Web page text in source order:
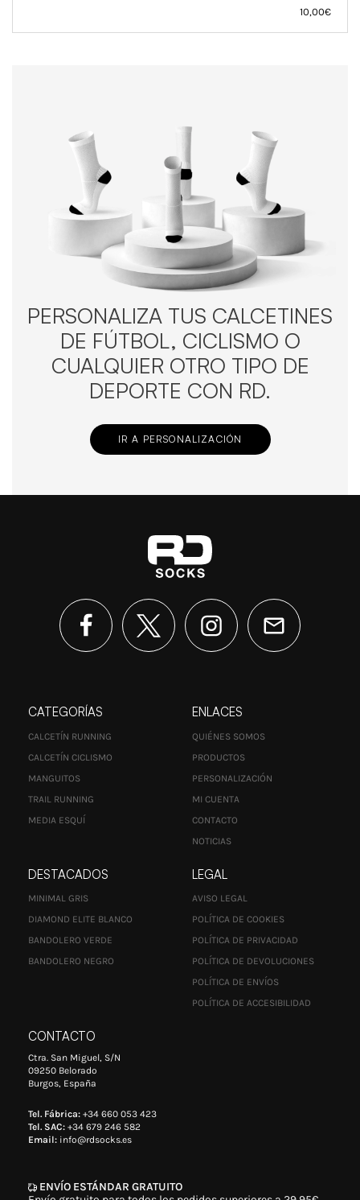
10,00€
PERSONALIZA TUS CALCETINES
DE FÚTBOL, CICLISMO O
CUALQUIER OTRO TIPO DE
DEPORTE CON RD.
IR A PERSONALIZACIÓN
CATEGORÍAS
CALCETÍN RUNNING
CALCETÍN CICLISMO
MANGUITOS
TRAIL RUNNING
MEDIA ESQUÍ
ENLACES
QUIÉNES SOMOS
PRODUCTOS
PERSONALIZACIÓN
MI CUENTA
CONTACTO
NOTICIAS
DESTACADOS
MINIMAL GRIS
DIAMOND ELITE BLANCO
BANDOLERO VERDE
BANDOLERO NEGRO
LEGAL
AVISO LEGAL
POLÍTICA DE COOKIES
POLÍTICA DE PRIVACIDAD
POLÍTICA DE DEVOLUCIONES
POLÍTICA DE ENVÍOS
POLÍTICA DE ACCESIBILIDAD
CONTACTO
Ctra. San Miguel, S/N
09250 Belorado
Burgos, España
Tel. Fábrica: +34 660 053 423
Tel. SAC: +34 679 246 582
Email: info@rdsocks.es
ENVÍO ESTÁNDAR GRATUITO